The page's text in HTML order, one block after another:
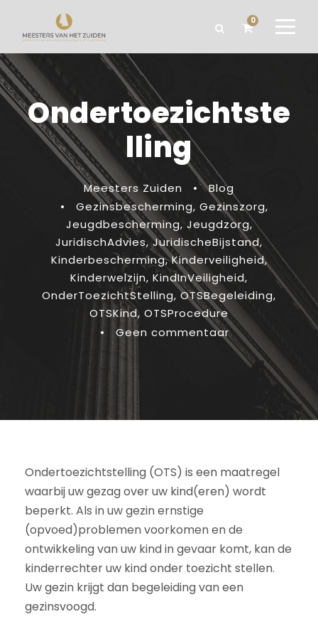
0
Ondertoezichtste
lling
Meesters Zuiden •
Blog
•
Gezinsbescherming, Gezinszorg,
Jeugdbescherming, Jeugdzorg,
JuridischAdvies, JuridischeBijstand,
Kinderbescherming, Kinderveiligheid,
Kinderwelzijn, KindInVeiligheid,
OnderToezichtStelling, OTSBegeleiding,
OTSKind, OTSProcedure
•
Geen commentaar
Ondertoezichtstelling (OTS) is een maatregel
waarbij uw gezag over uw kind(eren) wordt
beperkt. Als in uw gezin ernstige
(opvoed)problemen voorkomen en de
ontwikkeling van uw kind in gevaar komt, kan de
kinderrechter uw kind onder toezicht stellen.
Uw gezin krijgt dan begeleiding van een
gezinsvoogd.